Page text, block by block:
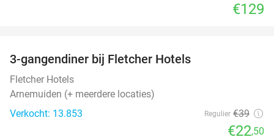
€129
3-gangendiner bij Fletcher Hotels
Fletcher Hotels
Arnemuiden (+ meerdere locaties)
Verkocht: 13.853
Regulier €39
€22,50